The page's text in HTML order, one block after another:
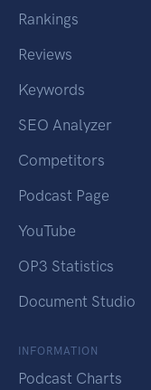
Rankings
Reviews
Keywords
SEO Analyzer
Competitors
Podcast Page
YouTube
OP3 Statistics
Document Studio
INFORMATION
Podcast Charts